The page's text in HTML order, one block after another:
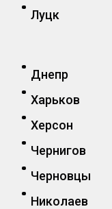
Луцк
Днепр
Харьков
Херсон
Чернигов
Черновцы
Николаев